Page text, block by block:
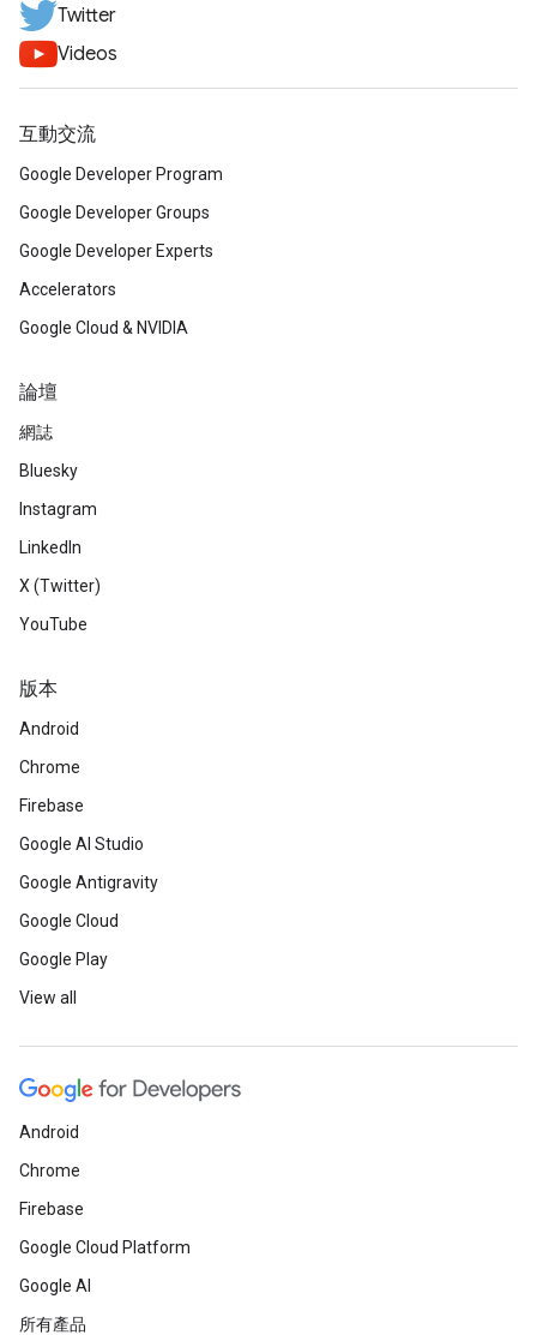
Twitter
Videos
互動交流
Google Developer Program
Google Developer Groups
Google Developer Experts
Accelerators
Google Cloud & NVIDIA
論壇
網誌
Bluesky
Instagram
LinkedIn
X (Twitter)
YouTube
版本
Android
Chrome
Firebase
Google AI Studio
Google Antigravity
Google Cloud
Google Play
View all
Android
Chrome
Firebase
Google Cloud Platform
Google AI
所有產品